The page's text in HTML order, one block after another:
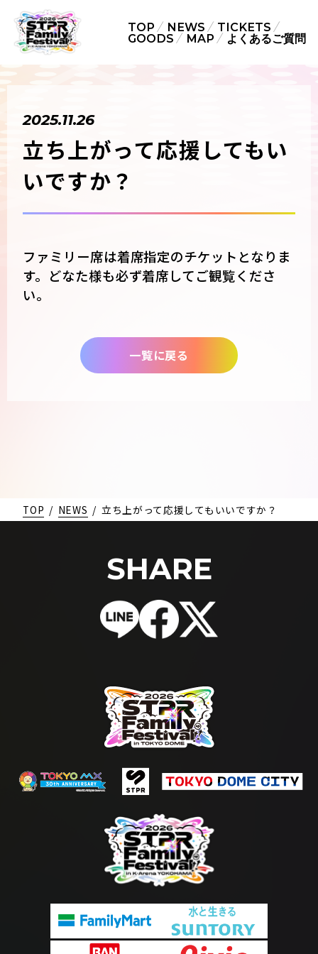
TOP NEWS
TICKETS
GOODS
MAP よくあるご質問
2025.11.26
立ち上がって応援してもい
いですか？
ファミリー席は着席指定のチケットとなりま
す。どなた様も必ず着席してご観覧くださ
い。
一覧に戻る
TOP / NEWS / 立ち上がって応援してもいいですか？
SHARE